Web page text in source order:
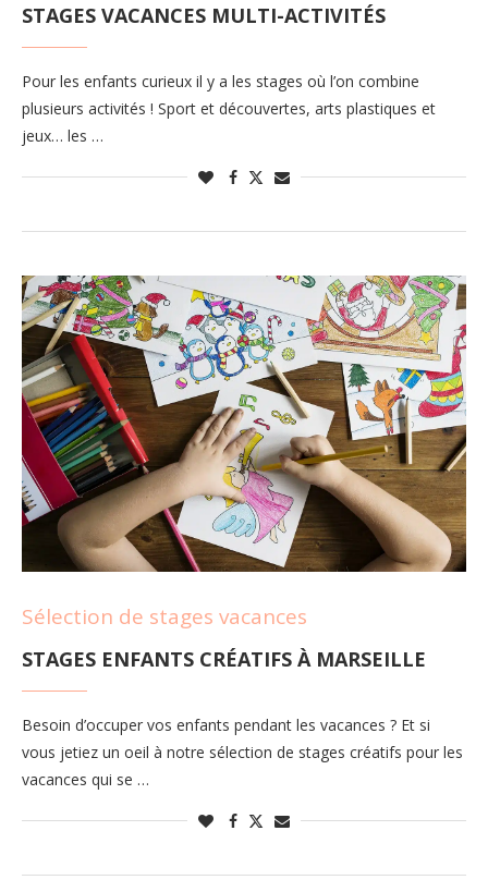
STAGES VACANCES MULTI-ACTIVITÉS
Pour les enfants curieux il y a les stages où l’on combine
plusieurs activités ! Sport et découvertes, arts plastiques et
jeux… les …
Sélection de stages vacances
STAGES ENFANTS CRÉATIFS À MARSEILLE
Besoin d’occuper vos enfants pendant les vacances ? Et si
vous jetiez un oeil à notre sélection de stages créatifs pour les
vacances qui se …